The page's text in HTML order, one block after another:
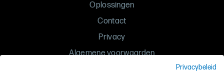
Oplossingen
Contact
Privacy
Algemene voorwaarden
Privacybeleid